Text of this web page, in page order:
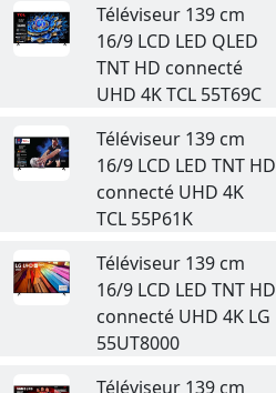
Téléviseur 139 cm
16/9 LCD LED QLED
TNT HD connecté
UHD 4K TCL 55T69C
Téléviseur 139 cm
16/9 LCD LED TNT HD
connecté UHD 4K
TCL 55P61K
Téléviseur 139 cm
16/9 LCD LED TNT HD
connecté UHD 4K LG
55UT8000
Téléviseur 139 cm